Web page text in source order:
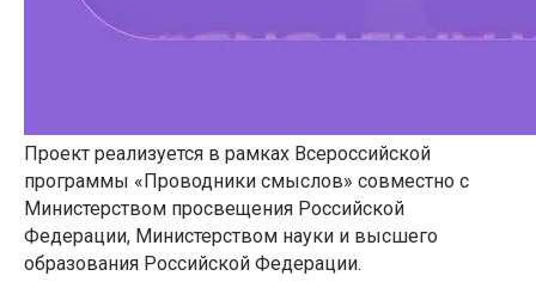
Проект реализуется в рамках Всероссийской
программы «Проводники смыслов» совместно с
Министерством просвещения Российской
Федерации, Министерством науки и высшего
образования Российской Федерации.